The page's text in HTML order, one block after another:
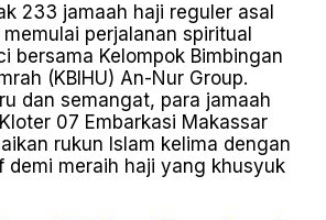
233 jamaah haji reguler asal
perjalanan spiritual
bersama Kelompok Bimbingan
(KBIHU) An-Nur Group.
dan semangat, para jamaah
07 Embarkasi Makassar
rukun Islam kelima dengan
demi meraih haji yang khusyuk